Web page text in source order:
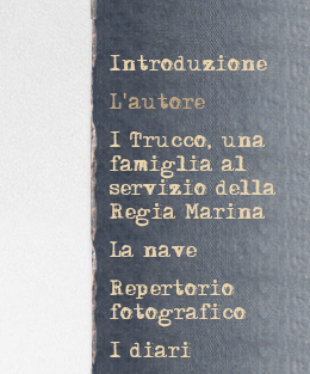
Introduzione
L'autore
I Trucco, una
famiglia al
servizio della
Regia Marina
La nave
Repertorio
fotografico
I diari